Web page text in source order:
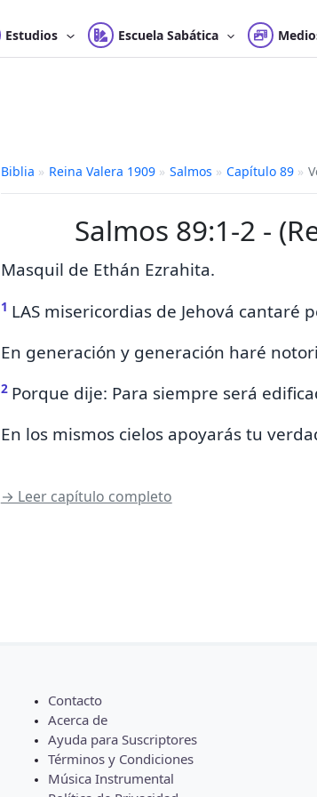
Estudios Escuela Sabática
Biblia » Reina Valera 1909 » Salmos » Capítulo 89 »
Salmos 89:1-2 -
Masquil de Ethán Ezrahita.
1 LAS misericordias de Jehová cantaré
En generación y generación haré
2 Porque dije: Para siempre será
En los mismos cielos apoyarás tu
→ Leer capítulo completo
Contacto
Acerca de
Ayuda para Suscriptores
Términos y Condiciones
Música Instrumental